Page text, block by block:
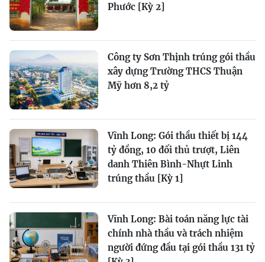
Phước [Kỳ 2]
Công ty Sơn Thịnh trúng gói thầu
xây dựng Trường THCS Thuận
Mỹ hơn 8,2 tỷ
Vĩnh Long: Gói thầu thiết bị 144
tỷ đồng, 10 đối thủ trượt, Liên
danh Thiên Bình-Nhựt Linh
trúng thầu [Kỳ 1]
Vĩnh Long: Bài toán năng lực tài
chính nhà thầu và trách nhiệm
người đứng đầu tại gói thầu 131 tỷ